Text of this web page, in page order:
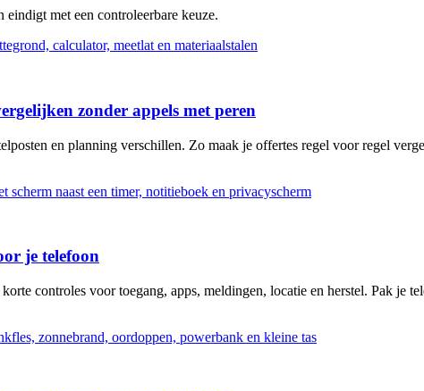
met een controleerbare keuze.
zonder appels met peren
en planning verschillen. Zo maak je offertes regel voor regel
je telefoon
controles voor toegang, apps, meldingen, locatie en herstel. Pak je